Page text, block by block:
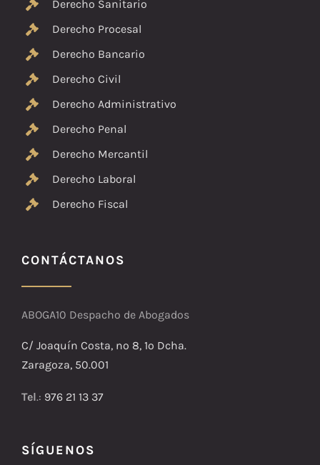
Derecho Sanitario
Derecho Procesal
Derecho Bancario
Derecho Civil
Derecho Administrativo
Derecho Penal
Derecho Mercantil
Derecho Laboral
Derecho Fiscal
CONTÁCTANOS
ABOGA10 Despacho de Abogados
C/ Joaquín Costa, nº 8, 1º Dcha.
Zaragoza, 50.001
Tel.: 976 21 13 37
SÍGUENOS